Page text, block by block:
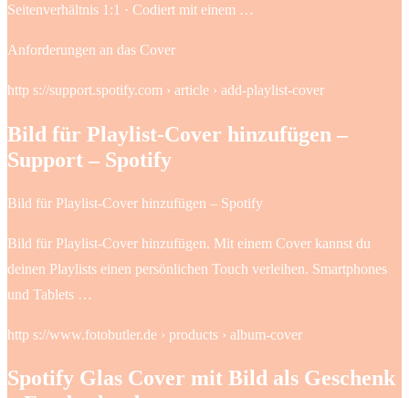
Seitenverhältnis 1:1 · Codiert mit einem …
Anforderungen an das Cover
http s://support.spotify.com › article › add-playlist-cover
Bild für Playlist-Cover hinzufügen –
Support – Spotify
Bild für Playlist-Cover hinzufügen – Spotify
Bild für Playlist-Cover hinzufügen. Mit einem Cover kannst du
deinen Playlists einen persönlichen Touch verleihen. Smartphones
und Tablets …
http s://www.fotobutler.de › products › album-cover
Spotify Glas Cover mit Bild als Geschenk